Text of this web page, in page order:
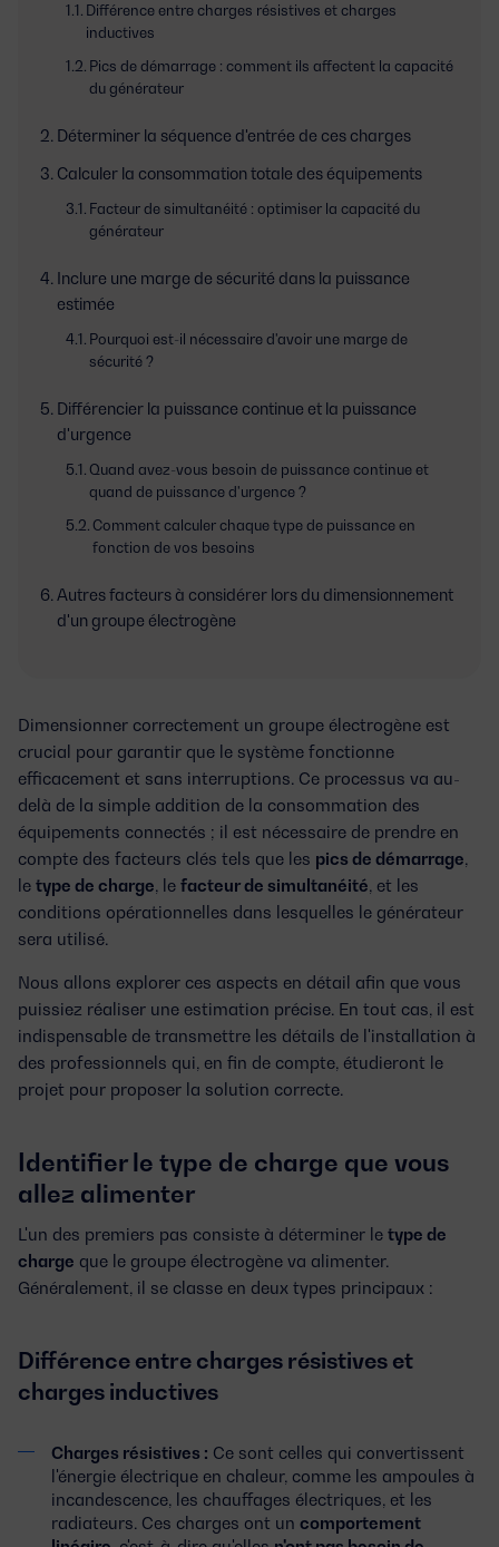
Différence entre charges résistives et charges
inductives
Pics de démarrage : comment ils affectent la capacité
du générateur
Déterminer la séquence d'entrée de ces charges
Calculer la consommation totale des équipements
Facteur de simultanéité : optimiser la capacité du
générateur
Inclure une marge de sécurité dans la puissance
estimée
Pourquoi est-il nécessaire d'avoir une marge de
sécurité ?
Différencier la puissance continue et la puissance
d'urgence
Quand avez-vous besoin de puissance continue et
quand de puissance d'urgence ?
Comment calculer chaque type de puissance en
fonction de vos besoins
Autres facteurs à considérer lors du dimensionnement
d'un groupe électrogène
Dimensionner correctement un groupe électrogène est
crucial pour garantir que le système fonctionne
efficacement et sans interruptions. Ce processus va au-
delà de la simple addition de la consommation des
équipements connectés ; il est nécessaire de prendre en
compte des facteurs clés tels que les pics de démarrage,
le type de charge, le facteur de simultanéité, et les
conditions opérationnelles dans lesquelles le générateur
sera utilisé.
Nous allons explorer ces aspects en détail afin que vous
puissiez réaliser une estimation précise. En tout cas, il est
indispensable de transmettre les détails de l'installation à
des professionnels qui, en fin de compte, étudieront le
projet pour proposer la solution correcte.
Identifier le type de charge que vous
allez alimenter
L'un des premiers pas consiste à déterminer le type de
charge que le groupe électrogène va alimenter.
Généralement, il se classe en deux types principaux :
Différence entre charges résistives et
charges inductives
Charges résistives : Ce sont celles qui convertissent
l'énergie électrique en chaleur, comme les ampoules à
incandescence, les chauffages électriques, et les
radiateurs. Ces charges ont un comportement